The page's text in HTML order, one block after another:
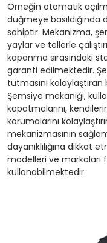
Örneğin otomatik
düğmeye
sahiptir. Mekanizma,
yaylar ve tellerle
kapanma sırasındaki
garanti edilmektedir.
tutmasını
Şemsiye mekaniği,
kapatmalarını,
korumalarını
mekanizmasının
dayanıklılığına dikkat
modelleri ve markaları
kullanabilmektedir.